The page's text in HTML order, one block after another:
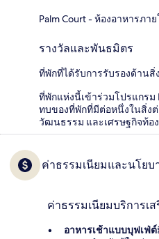
Palm Court - ห้องอาหารภา
รางวัลและพันธมิตร
ที่พักที่ได้รับการรับรองด้านสิ่
ที่พักแห่งนี้เข้าร่วมโปรแกรม
ทบของที่พักที่มีต่อหนึ่งในสิ่ง
วัฒนธรรม และเศรษฐกิจท้อ
ค่าธรรมเนียมและนโยบ
ค่าธรรมเนียมบริการเส
อาหารเช้าแบบบุฟเฟ่ต์